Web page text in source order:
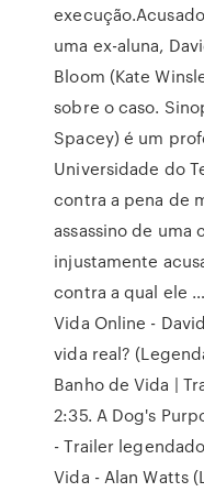
uma ex-aluna,
Bloom (Kate
sobre o caso.
Spacey) é um
Universidade do
contra a pena de
assassino de uma
injustamente
contra a qual ele
Vida Online -
vida real?
Banho de Vida |
2:35. A Dog's
- Trailer
Vida - Alan Watts